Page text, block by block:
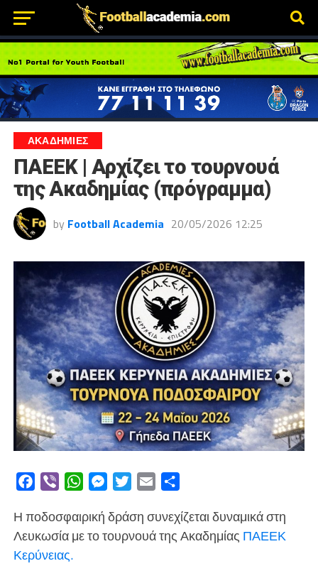
ΑΚΑΔΗΜΙΕΣ
ΠΑΕΕΚ | Αρχίζει το τουρνουά
της Ακαδημίας (πρόγραμμα)
by Football Academia 20/05/2026 12:25
Facebook
Viber WhatsAppMessengerTwitterEmail
Η ποδοσφαιρική δράση συνεχίζεται δυναμικά στη
Λευκωσία με το τουρνουά της Ακαδημίας ΠΑΕΕΚ
Κερύνειας.